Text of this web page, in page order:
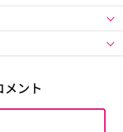
メント